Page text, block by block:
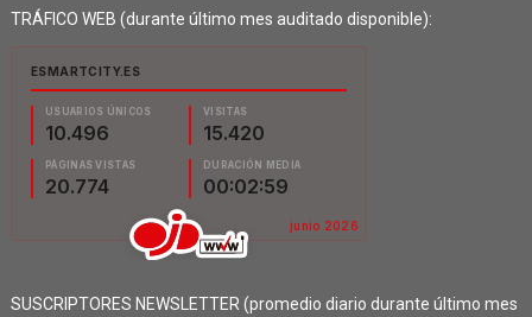
TRÁFICO WEB (durante último mes auditado disponible):
SUSCRIPTORES NEWSLETTER (promedio diario durante último mes